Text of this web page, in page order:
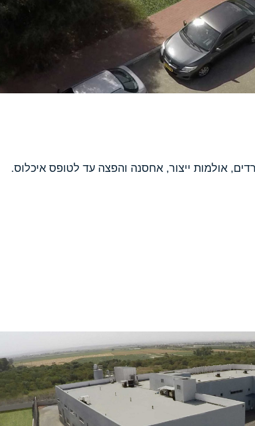
אולמות ייצור, אחסנה והפצה עד לטופס איכלוס.